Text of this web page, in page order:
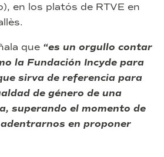
en los platós de RTVE en
que “es un orgullo contar
la Fundación Incyde para
sirva de referencia para
de género de una
superando el momento de
en proponer